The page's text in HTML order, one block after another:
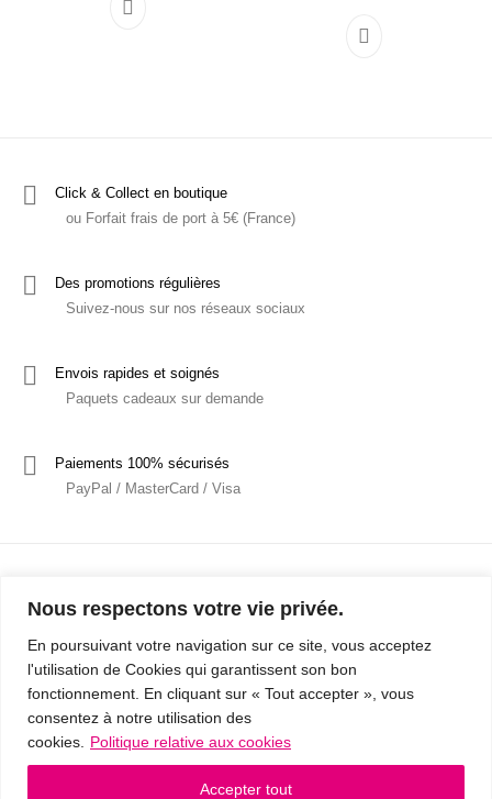
Nous respectons votre vie privée.
En poursuivant votre navigation sur ce site, vous acceptez
l'utilisation de Cookies qui garantissent son bon
fonctionnement. En cliquant sur « Tout accepter », vous
consentez à notre utilisation des
cookies.
Politique relative aux cookies
Accepter tout
Ce produit a plusieurs variations. Les options
Ce produit a
Click & Collect en boutique
ou Forfait frais de port à 5€ (France)
Des promotions régulières
Suivez-nous sur nos réseaux sociaux
Envois rapides et soignés
Paquets cadeaux sur demande
Paiements 100% sécurisés
PayPal / MasterCard / Visa
Mentions Légales
Politique de confidentialité / RGPD
Conditions Générales de Vente
© 2019 - Cousins & Cousines